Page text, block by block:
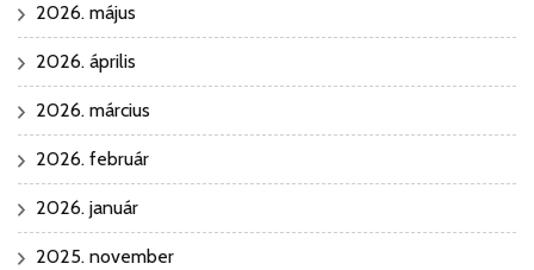
2026. május
2026. április
2026. március
2026. február
2026. január
2025. november